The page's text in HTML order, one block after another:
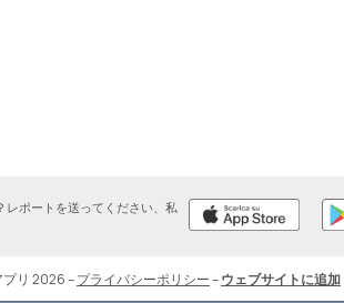
レポートを送ってください、私
リ 2026–プライバシーポリシー–ウェブサイトに追加